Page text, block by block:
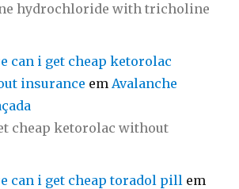
hydrochloride with tricholine
can i get cheap ketorolac
insurance em Avalanche
cheap ketorolac without
can i get cheap toradol pill em